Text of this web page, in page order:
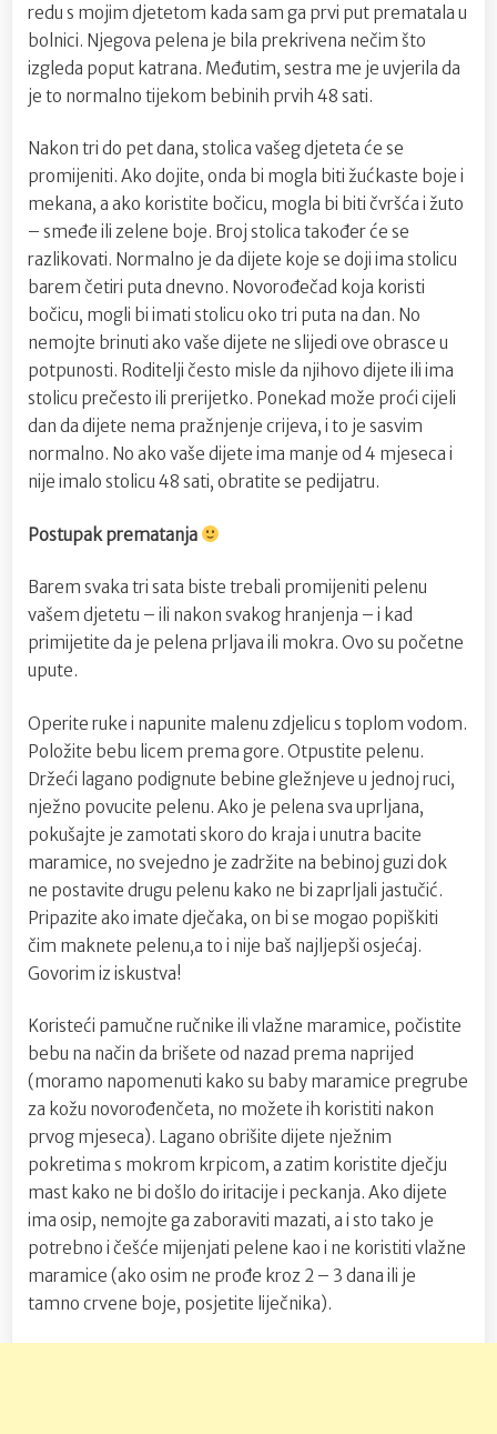
redu s mojim djetetom kada sam ga prvi put prematala u
bolnici. Njegova pelena je bila prekrivena nečim što
izgleda poput katrana. Međutim, sestra me je uvjerila da
je to normalno tijekom bebinih prvih 48 sati.
Nakon tri do pet dana, stolica vašeg djeteta će se
promijeniti. Ako dojite, onda bi mogla biti žućkaste boje i
mekana, a ako koristite bočicu, mogla bi biti čvršća i žuto
– smeđe ili zelene boje. Broj stolica također će se
razlikovati. Normalno je da dijete koje se doji ima stolicu
barem četiri puta dnevno. Novorođečad koja koristi
bočicu, mogli bi imati stolicu oko tri puta na dan. No
nemojte brinuti ako vaše dijete ne slijedi ove obrasce u
potpunosti. Roditelji često misle da njihovo dijete ili ima
stolicu prečesto ili prerijetko. Ponekad može proći cijeli
dan da dijete nema pražnjenje crijeva, i to je sasvim
normalno. No ako vaše dijete ima manje od 4 mjeseca i
nije imalo stolicu 48 sati, obratite se pedijatru.
Postupak prematanja
Barem svaka tri sata biste trebali promijeniti pelenu
vašem djetetu – ili nakon svakog hranjenja – i kad
primijetite da je pelena prljava ili mokra. Ovo su početne
upute.
Operite ruke i napunite malenu zdjelicu s toplom vodom.
Položite bebu licem prema gore. Otpustite pelenu.
Držeći lagano podignute bebine gležnjeve u jednoj ruci,
nježno povucite pelenu. Ako je pelena sva uprljana,
pokušajte je zamotati skoro do kraja i unutra bacite
maramice, no svejedno je zadržite na bebinoj guzi dok
ne postavite drugu pelenu kako ne bi zaprljali jastučić.
Pripazite ako imate dječaka, on bi se mogao popiškiti
čim maknete pelenu,a to i nije baš najljepši osjećaj.
Govorim iz iskustva!
Koristeći pamučne ručnike ili vlažne maramice, počistite
bebu na način da brišete od nazad prema naprijed
(moramo napomenuti kako su baby maramice pregrube
za kožu novorođenčeta, no možete ih koristiti nakon
prvog mjeseca). Lagano obrišite dijete nježnim
pokretima s mokrom krpicom, a zatim koristite dječju
mast kako ne bi došlo do iritacije i peckanja. Ako dijete
ima osip, nemojte ga zaboraviti mazati, a i sto tako je
potrebno i češće mijenjati pelene kao i ne koristiti vlažne
maramice (ako osim ne prođe kroz 2 – 3 dana ili je
tamno crvene boje, posjetite liječnika).